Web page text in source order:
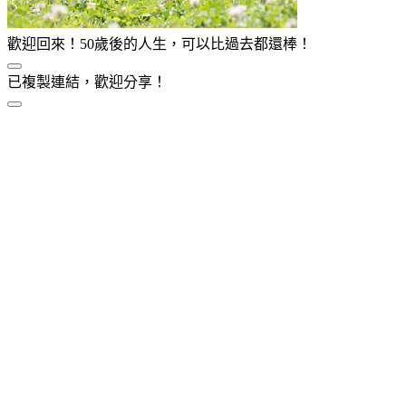
歡迎回來！50歲後的人生，可以比過去都還棒！
已複製連結，歡迎分享！